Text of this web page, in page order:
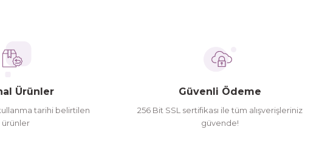
Ürünler
tarihi belirtilen
ürünler
Güvenli Ödeme
256 Bit SSL sertifikası ile tüm alışverişleriniz
güvende!